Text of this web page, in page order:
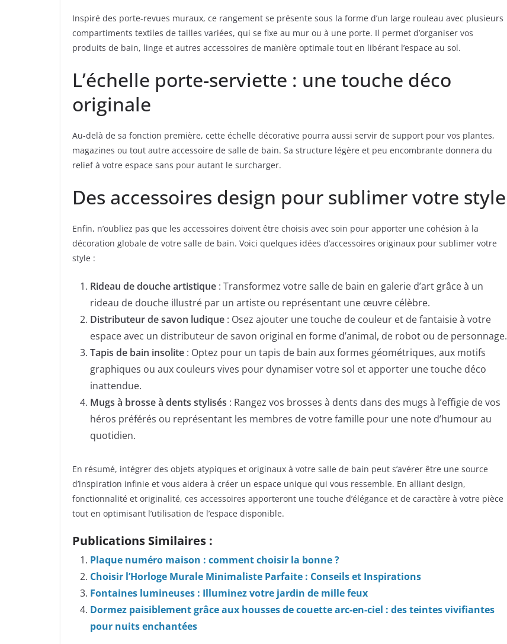
Inspiré des porte-revues muraux, ce rangement se présente sous la forme d’un large rouleau avec plusieurs
compartiments textiles de tailles variées, qui se fixe au mur ou à une porte. Il permet d’organiser vos
produits de bain, linge et autres accessoires de manière optimale tout en libérant l’espace au sol.
L’échelle porte-serviette : une touche déco
originale
Au-delà de sa fonction première, cette échelle décorative pourra aussi servir de support pour vos plantes,
magazines ou tout autre accessoire de salle de bain. Sa structure légère et peu encombrante donnera du
relief à votre espace sans pour autant le surcharger.
Des accessoires design pour sublimer votre style
Enfin, n’oubliez pas que les accessoires doivent être choisis avec soin pour apporter une cohésion à la
décoration globale de votre salle de bain. Voici quelques idées d’accessoires originaux pour sublimer votre
style :
Rideau de douche artistique : Transformez votre salle de bain en galerie d’art grâce à un
rideau de douche illustré par un artiste ou représentant une œuvre célèbre.
Distributeur de savon ludique : Osez ajouter une touche de couleur et de fantaisie à votre
espace avec un distributeur de savon original en forme d’animal, de robot ou de personnage.
Tapis de bain insolite : Optez pour un tapis de bain aux formes géométriques, aux motifs
graphiques ou aux couleurs vives pour dynamiser votre sol et apporter une touche déco
inattendue.
Mugs à brosse à dents stylisés : Rangez vos brosses à dents dans des mugs à l’effigie de vos
héros préférés ou représentant les membres de votre famille pour une note d’humour au
quotidien.
En résumé, intégrer des objets atypiques et originaux à votre salle de bain peut s’avérer être une source
d’inspiration infinie et vous aidera à créer un espace unique qui vous ressemble. En alliant design,
fonctionnalité et originalité, ces accessoires apporteront une touche d’élégance et de caractère à votre pièce
tout en optimisant l’utilisation de l’espace disponible.
Publications Similaires :
Plaque numéro maison : comment choisir la bonne ?
Choisir l’Horloge Murale Minimaliste Parfaite : Conseils et Inspirations
Fontaines lumineuses : Illuminez votre jardin de mille feux
Dormez paisiblement grâce aux housses de couette arc-en-ciel : des teintes vivifiantes
pour nuits enchantées